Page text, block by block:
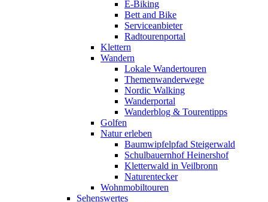
E-Biking
Bett and Bike
Serviceanbieter
Radtourenportal
Klettern
Wandern
Lokale Wandertouren
Themenwanderwege
Nordic Walking
Wanderportal
Wanderblog & Tourentipps
Golfen
Natur erleben
Baumwipfelpfad Steigerwald
Schulbauernhof Heinershof
Kletterwald in Veilbronn
Naturentecker
Wohnmobiltouren
Sehenswertes